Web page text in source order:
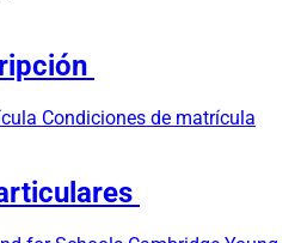
Condiciones de matrícula